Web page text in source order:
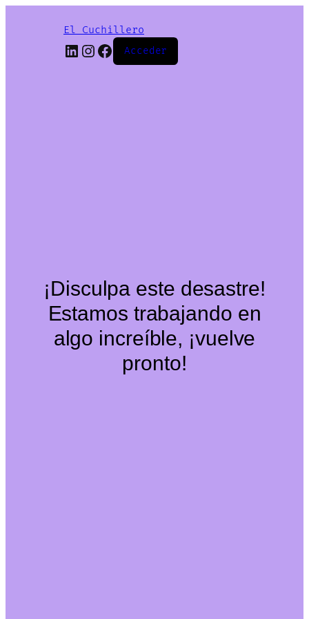
El Cuchillero
LinkedIn
Instagram
Facebook
Acceder
¡Disculpa este desastre!
Estamos trabajando en
algo increíble, ¡vuelve
pronto!